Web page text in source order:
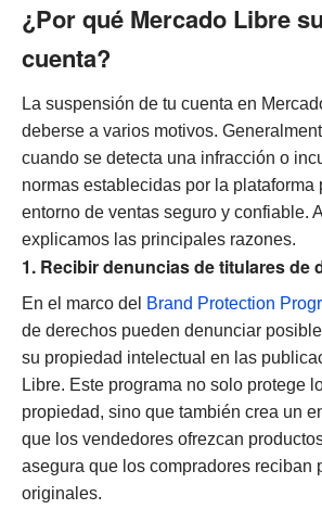
¿Por qué Mercado Libre
cuenta?
La suspensión de tu cuenta en
deberse a varios motivos.
cuando se detecta una infracción o
normas establecidas por la plataforma
entorno de ventas seguro y confiable.
explicamos las principales razones.
1. Recibir denuncias de titulares de
En el marco del Brand Protection
de derechos pueden denunciar
su propiedad intelectual en las
Libre. Este programa no solo protege
propiedad, sino que también crea un
que los vendedores ofrezcan
asegura que los compradores reciban
originales.